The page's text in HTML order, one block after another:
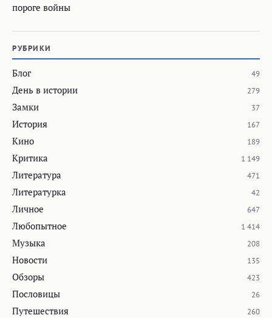
пороге войны
РУБРИКИ
Блог 49
День в истории 279
Замки 37
История 167
Кино 189
Критика 1 149
Литература 471
Литературка 42
Личное 647
Любопытное 1 414
Музыка 208
Новости 135
Обзоры 423
Пословицы 26
Путешествия 260